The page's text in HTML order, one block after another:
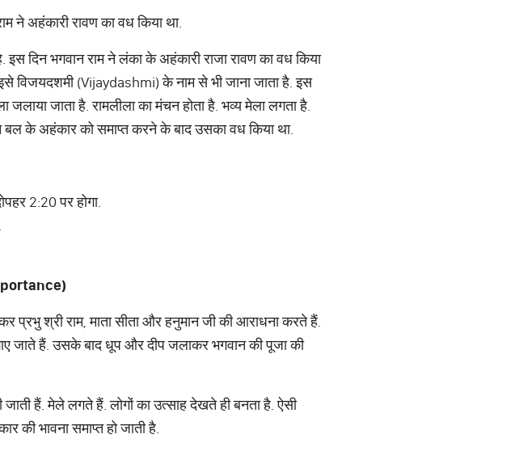
ने अहंकारी रावण का वध किया था.
इस दिन भगवान राम ने लंका के अहंकारी राजा रावण का वध किया
विजयदशमी (Vijaydashmi) के नाम से भी जाना जाता है. इस
जाता है. रामलीला का मंचन होता है. भव्य मेला लगता है.
के अहंकार को समाप्त करने के बाद उसका वध किया था.
2:20 पर होगा.
श्री राम, माता सीता और हनुमान जी की आराधना करते हैं.
जाते हैं. उसके बाद धूप और दीप जलाकर भगवान की पूजा की
जाती हैं. मेले लगते हैं. लोगों का उत्साह देखते ही बनता है. ऐसी
की भावना समाप्त हो जाती है.